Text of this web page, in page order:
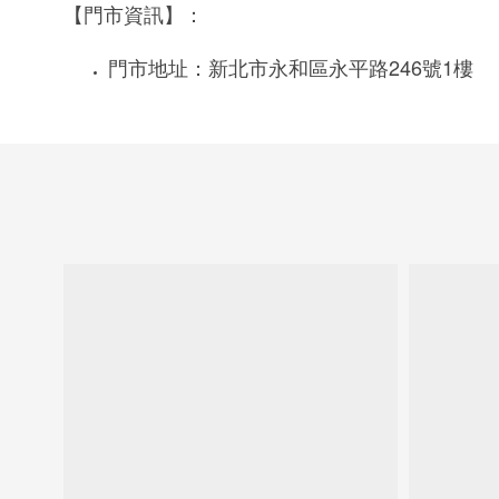
【門市資訊】：
門市地址：新北市永和區永平路246號1樓